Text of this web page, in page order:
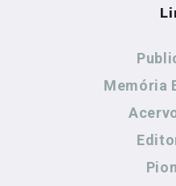
Memória